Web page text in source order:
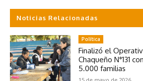
Noticias Relacionadas
Política
Finalizó el
Chaqueño N°131
5.000 familias
15 de mayo de 2026